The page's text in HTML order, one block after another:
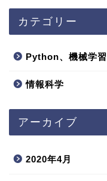
カテゴリー
Python、機械学習
情報科学
アーカイブ
2020年4月